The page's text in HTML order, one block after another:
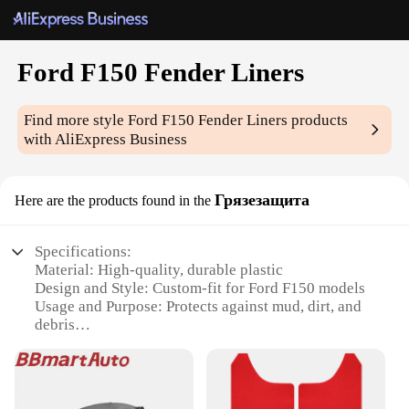
Ford F150 Fender Liners
Find more styleFord F150 Fender Liners products
with AliExpress Business
Here are the products found in the Грязезащита
Specifications:
Material: High-quality, durable plastic
Design and Style: Custom-fit for Ford F150 models
Usage and Purpose: Protects against mud, dirt, and
debris
maintain
Shape or Size or Weight or Quantity: Set of four
fender liners